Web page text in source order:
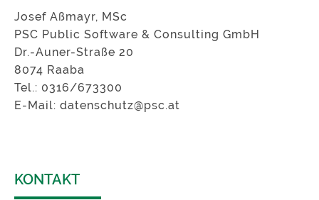
Josef Aßmayr, MSc
PSC Public Software & Consulting GmbH
Dr.-Auner-Straße 20
8074 Raaba
Tel.: 0316/673300
E-Mail: datenschutz@psc.at
KONTAKT